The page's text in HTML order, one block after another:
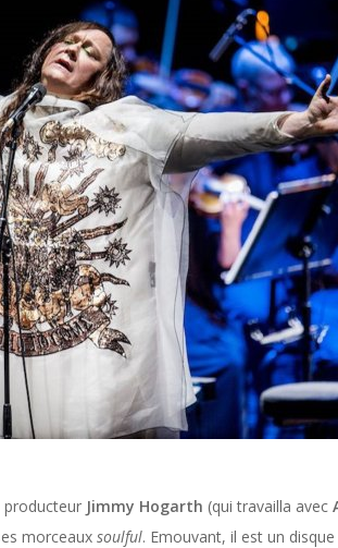
producteur Jimmy Hogarth (qui travailla avec
morceaux soulful. Emouvant, il est un